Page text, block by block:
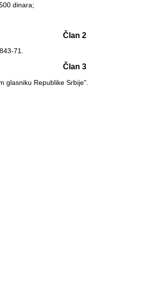
dinara;
Član 2
71.
Član 3
glasniku Republike Srbije".